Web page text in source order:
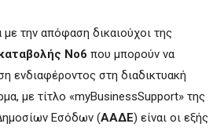
την απόφαση δικαιούχοι της
Νο6 που μπορούν να
ενδιαφέροντος στη διαδικτυακή
με τίτλο «myBusinessSupport» της
Εσόδων (ΑΑΔΕ) είναι οι εξής